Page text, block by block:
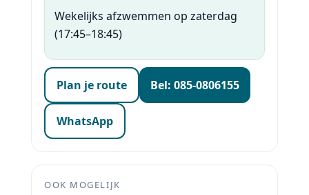
Wekelijks afzwemmen op zaterdag
(17:45–18:45)
Plan je route Bel: 085-0806155
WhatsApp
OOK MOGELIJK